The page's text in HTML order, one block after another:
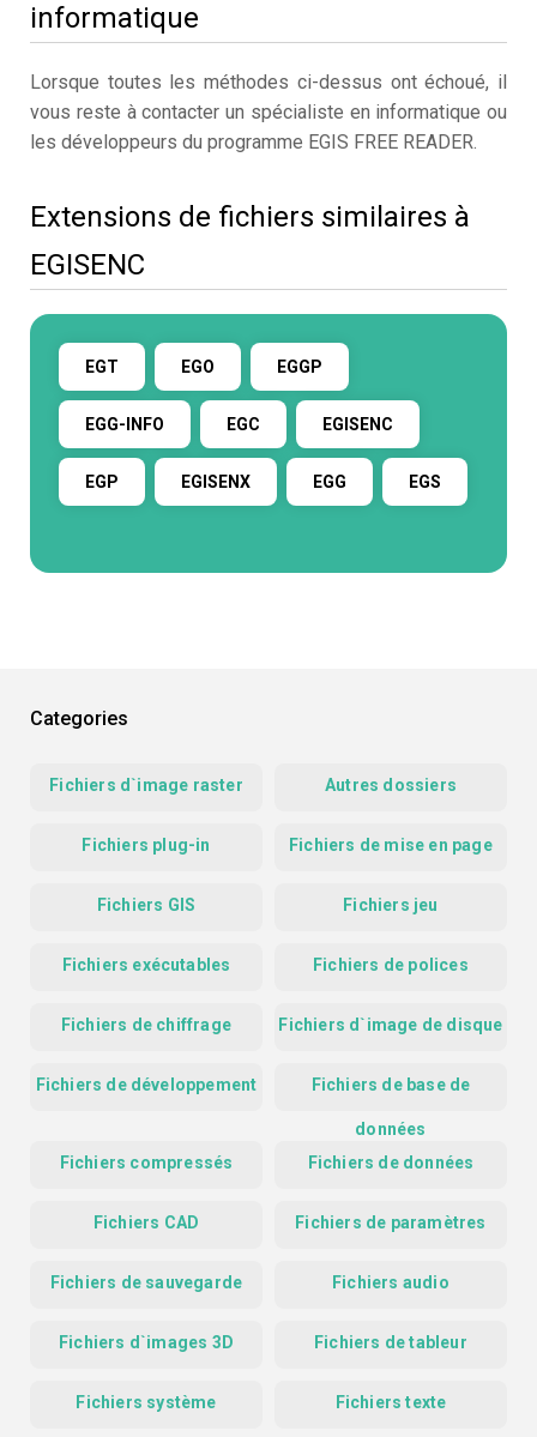
informatique
Lorsque toutes les méthodes ci-dessus ont échoué, il
vous reste à contacter un spécialiste en informatique ou
les développeurs du programme EGIS FREE READER.
Extensions de fichiers similaires à
EGISENC
EGT EGO EGGP
EGG-INFO EGC EGISENC
EGP EGISENX EGG EGS
Categories
Fichiers d`image raster Autres dossiers
Fichiers plug-in Fichiers de mise en page
Fichiers GIS Fichiers jeu
Fichiers exécutables Fichiers de polices
Fichiers de chiffrage Fichiers d`image de disque
Fichiers de développement Fichiers de base de
données
Fichiers compressés
Fichiers de données
Fichiers CAD Fichiers de paramètres
Fichiers de sauvegarde Fichiers audio
Fichiers d`images 3D Fichiers de tableur
Fichiers système Fichiers texte